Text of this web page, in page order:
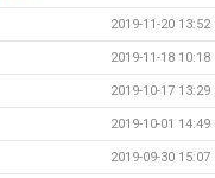
2019-11-20 13:52
2019-11-18 10:18
2019-10-17 13:29
2019-10-01 14:49
2019-09-30 15:07